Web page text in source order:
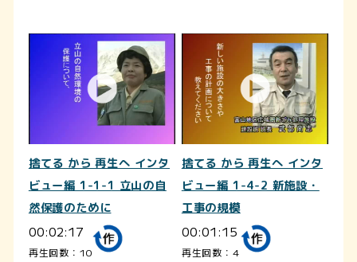
捨てる から 再生へ インタ
ビュー編 1-1-1 立山の自
然保護のために
00:02:17
再生回数：10
捨てる から 再生へ インタ
ビュー編 1-4-2 新施設・
工事の規模
00:01:15
再生回数：4